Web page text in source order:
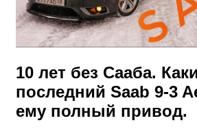
10 лет без Сааба.
последний Saab 9-3
ему полный привод.